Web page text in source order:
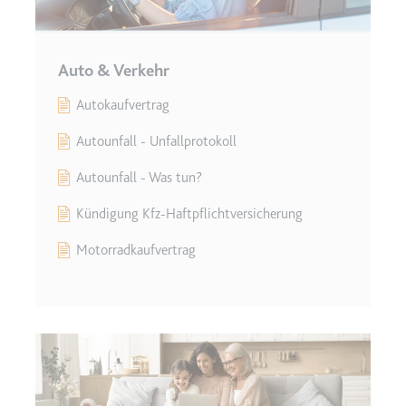
Anbieter:
www.googletagmanager.com
Zweck:
Verfolgt die Konversionsrate
Werbebannern auf der Website -
Relevanz der Werbung auf der
Website.
Typ:
__Secure-ROLLOUT_TOKEN
eingebetteten Inhalten zu
verfolgen.
Ablauf:
180 Tage
Auto & Verkehr
Autokaufvertrag
Autounfall - Unfallprotokoll
Autounfall - Was tun?
Kündigung Kfz-Haftpflichtversicherung
Motorradkaufvertrag